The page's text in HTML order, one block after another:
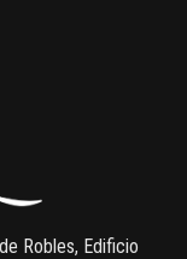
Robles, Edificio